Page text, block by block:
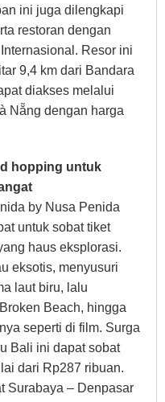
ini juga dilengkapi
restoran dengan
Resor ini
9,4 km dari Bandara
diakses melalui
Nẵng dengan harga
hopping untuk
by Nusa Penida
untuk sobat tiket
haus eksplorasi.
eksotis, menyusuri
laut biru, lalu
Beach, hingga
seperti di film. Surga
Bali ini dapat sobat
dari Rp287 ribuan.
Surabaya – Denpasar